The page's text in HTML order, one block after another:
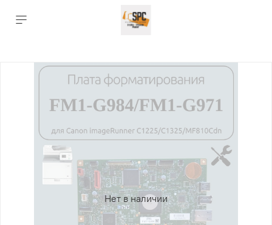
Нет в наличии